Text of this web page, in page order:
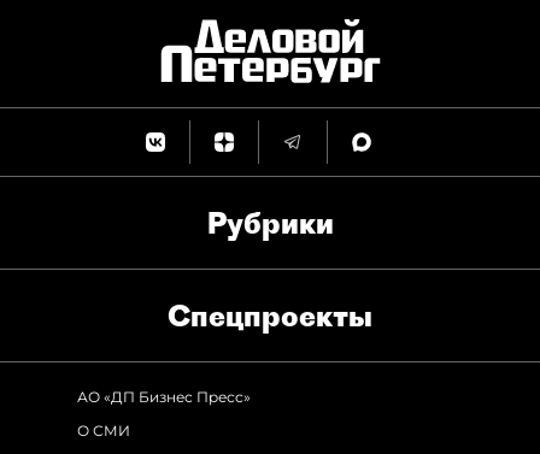
Рубрики
Спец­проекты
АО «ДП Бизнес Пресс»
О СМИ